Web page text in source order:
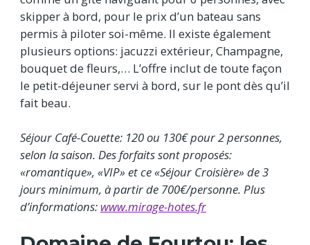
skipper à bord, pour le prix d’un bateau sans
permis à piloter soi-même. Il existe également
plusieurs options: jacuzzi extérieur, Champagne,
bouquet de fleurs,… L’offre inclut de toute façon
le petit-déjeuner servi à bord, sur le pont dès qu’il
fait beau.
Séjour Café-Couette: 120 ou 130€ pour 2 personnes,
selon la saison. Des forfaits sont proposés:
«romantique», «VIP» et ce «Séjour Croisière» de 3
jours minimum, à partir de 700€/personne. Plus
d’informations: www.mirage-hotes.fr